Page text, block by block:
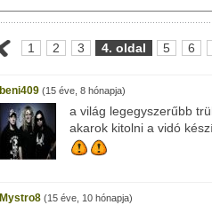
1 2 3 4. oldal 5 6
beni409 (15 éve, 8 hónapja)
a világ legegyszerűbb
akarok kitolni a vidó
Mystro8 (15 éve, 10 hónapja)